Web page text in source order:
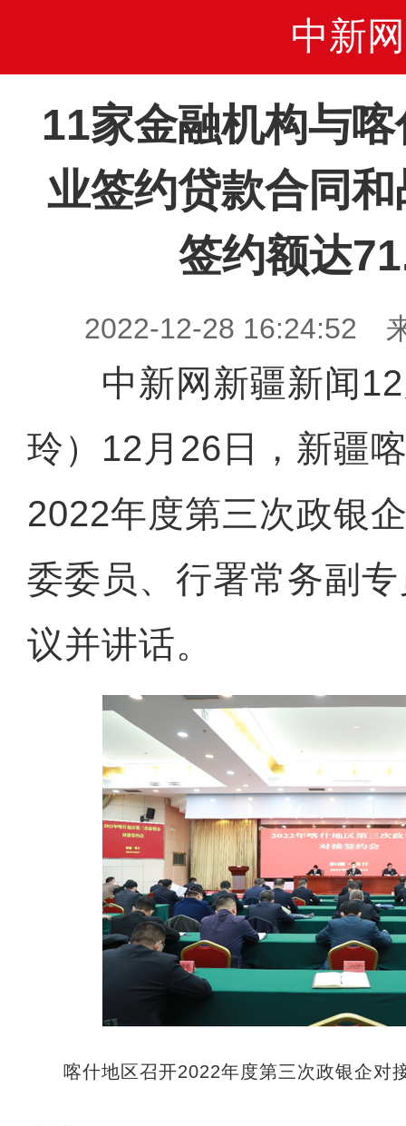
中新网
11家金融机构与
业签约贷款合同
签约额达
2022-12-28 16:24:52
中新网新疆新闻12
玲）12月26日，新疆
2022年度第三次政银
委委员、行署常务副
议并讲话。
喀什地区召开2022年度第三次政银企对